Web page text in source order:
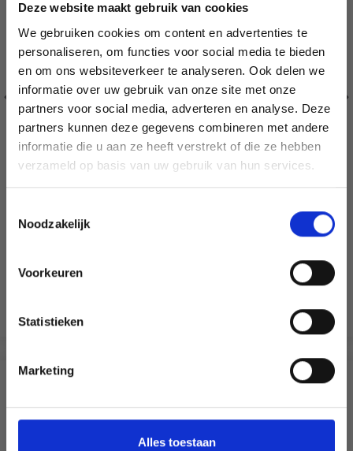
Deze website maakt gebruik van cookies
We gebruiken cookies om content en advertenties te
personaliseren, om functies voor social media te bieden
en om ons websiteverkeer te analyseren. Ook delen we
informatie over uw gebruik van onze site met onze
partners voor social media, adverteren en analyse. Deze
partners kunnen deze gegevens combineren met andere
informatie die u aan ze heeft verstrekt of die ze hebben
verzameld op basis van uw gebruik van hun services.
Noodzakelijk
Voorkeuren
Statistieken
Marketing
Alles toestaan
Économisez jusqu'à 50 %
Soyez le premier à connaître nos soldes et
Wil je liever nieuws ontvangen over onze
Nederlands?